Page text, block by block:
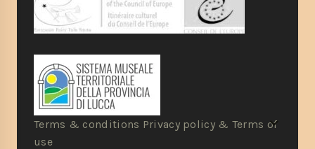
Terms & conditions Privacy policy & Terms of
use